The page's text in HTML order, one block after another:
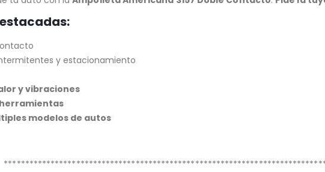
y estacionamiento
y vibraciones
modelos de autos